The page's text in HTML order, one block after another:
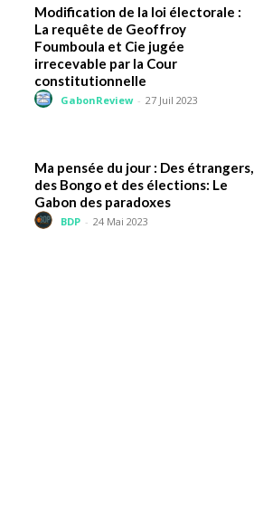
Modification de la loi électorale :
La requête de Geoffroy
Foumboula et Cie jugée
irrecevable par la Cour
constitutionnelle
GabonReview - 27 Juil 2023
Ma pensée du jour : Des étrangers,
des Bongo et des élections: Le
Gabon des paradoxes
BDP - 24 Mai 2023